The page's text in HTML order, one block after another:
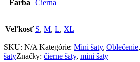
Farba Čierna
Veľkosť S, M, L, XL
SKU: N/A Kategórie: Mini šaty, Oblečenie,
šatyZnačky: čierne šaty, mini šaty